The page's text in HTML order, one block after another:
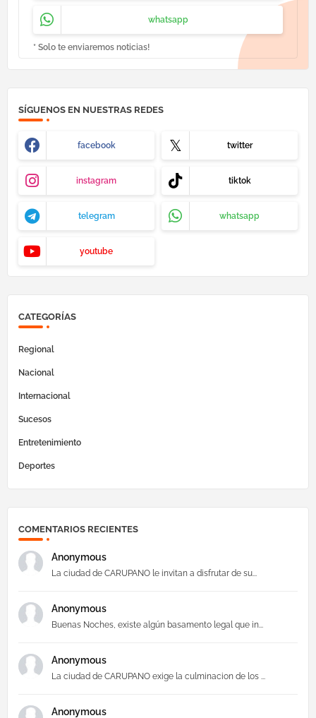
whatsapp
* Solo te enviaremos noticias!
SÍGUENOS EN NUESTRAS REDES
facebook twitter
instagram tiktok
telegram whatsapp
youtube
CATEGORÍAS
Regional
Nacional
Internacional
Sucesos
Entretenimiento
Deportes
COMENTARIOS RECIENTES
Anonymous
La ciudad de CARUPANO le invitan a disfrutar de su...
Anonymous
Buenas Noches, existe algún basamento legal que in...
Anonymous
La ciudad de CARUPANO exige la culminacion de los ...
Anonymous